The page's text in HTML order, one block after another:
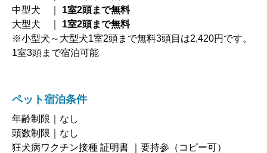
中型犬 ｜ 1室2頭まで無料
大型犬 ｜ 1室2頭まで無料
※小型犬～大型犬1室2頭まで無料3頭目は2,420円です。
1室3頭まで宿泊可能
ペット宿泊条件
年齢制限｜なし
頭数制限｜なし
狂犬病ワクチン接種 証明書 ｜要持参（コピー可）